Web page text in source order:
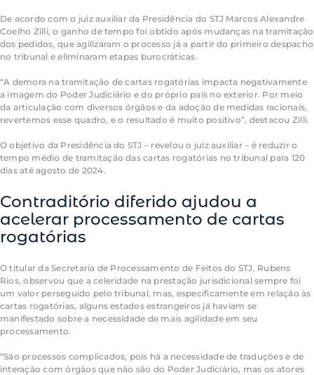
De acordo com o juiz auxiliar da Presidência do STJ Marcos Alexandre
Coelho Zilli, o ganho de tempo foi obtido após mudanças na tramitação
dos pedidos, que agilizaram o processo já a partir do primeiro despacho
no tribunal e eliminaram etapas burocráticas.
“A demora na tramitação de cartas rogatórias impacta negativamente
a imagem do Poder Judiciário e do próprio país no exterior. Por meio
da articulação com diversos órgãos e da adoção de medidas racionais,
revertemos esse quadro, e o resultado é muito positivo”, destacou Zilli.
O objetivo da Presidência do STJ – revelou o juiz auxiliar – é reduzir o
tempo médio de tramitação das cartas rogatórias no tribunal para 120
dias até agosto de 2024.
Contraditório diferido ajudou a
acelerar processamento de cartas
rogatórias
O titular da Secretaria de Processamento de Feitos do STJ, Rubens
Rios, observou que a celeridade na prestação jurisdicional sempre foi
um valor perseguido pelo tribunal, mas, especificamente em relação às
cartas rogatórias, alguns estados estrangeiros já haviam se
manifestado sobre a necessidade de mais agilidade em seu
processamento.
“São processos complicados, pois há a necessidade de traduções e de
interação com órgãos que não são do Poder Judiciário, mas os atores